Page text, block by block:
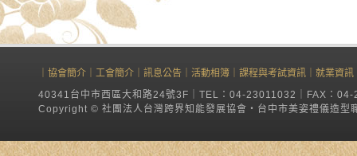
協會簡介 工會簡介 訊息公告 活動相簿 課程與考試資訊 就業資訊
40341台中市西區大和路24號3F｜TEL：04-23011032｜FAX：
Copyright © 社團法人台灣跨界知能發展協會‧台中市美姿禮儀造型